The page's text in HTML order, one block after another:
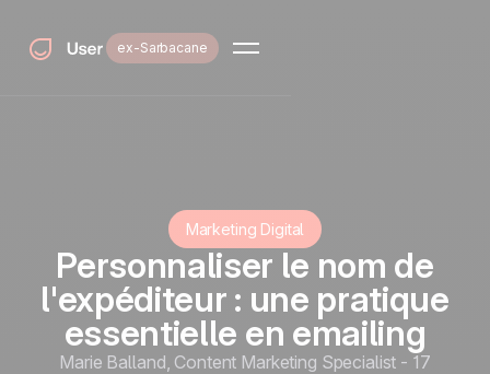
ex-Sarbacane
Marketing Digital
Personnaliser le nom de
l'expéditeur : une pratique
essentielle en emailing
Marie Balland, Content Marketing Specialist - 17